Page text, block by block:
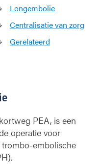
Longembolie
Centralisatie van zorg
Gerelateerd
PEA, is een
operatie voor
embolische